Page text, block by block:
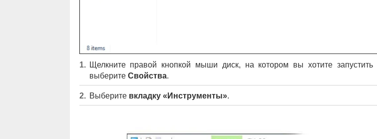
Щелкните правой кнопкой мыши диск, на котором вы хотите запустить
выберите Свойства.
Выберите вкладку «Инструменты».